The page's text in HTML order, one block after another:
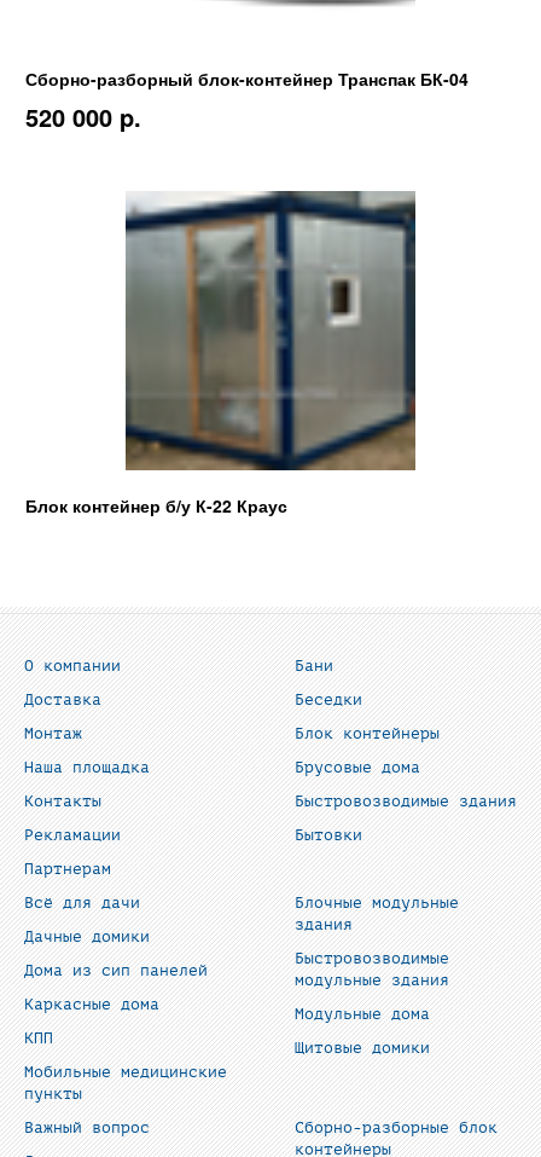
Сборно-разборный блок-контейнер Транспак БК-04
520 000 p.
Блок контейнер б/у К-22 Краус
О компании
Доставка
Монтаж
Наша площадка
Контакты
Рекламации
Партнерам
Бани
Беседки
Блок контейнеры
Брусовые дома
Быстровозводимые здания
Бытовки
Всё для дачи
Дачные домики
Дома из сип панелей
Каркасные дома
КПП
Мобильные медицинские
пункты
Блочные модульные
здания
Быстровозводимые
модульные здания
Модульные дома
Щитовые домики
Важный вопрос
Сборно-разборные блок
контейнеры